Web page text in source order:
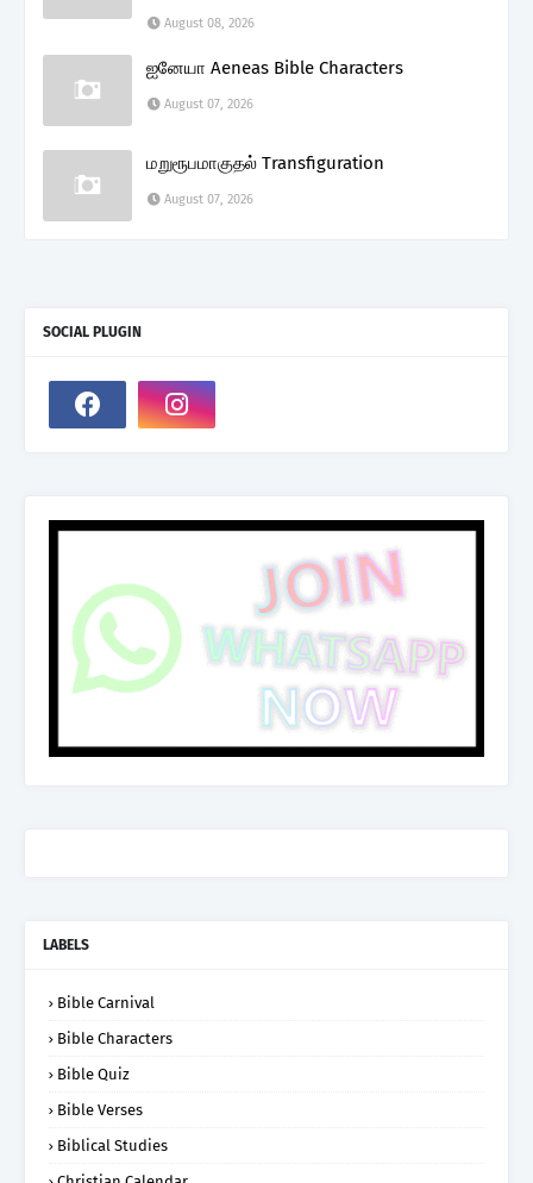
August 08, 2026
ஐனேயா Aeneas Bible Characters
August 07, 2026
மறுரூபமாகுதல் Transfiguration
August 07, 2026
SOCIAL PLUGIN
LABELS
Bible Carnival
Bible Characters
Bible Quiz
Bible Verses
Biblical Studies